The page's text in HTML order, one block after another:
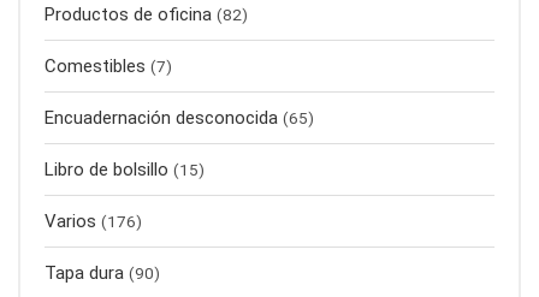
Productos de oficina (82)
Comestibles (7)
Encuadernación desconocida (65)
Libro de bolsillo (15)
Varios (176)
Tapa dura (90)